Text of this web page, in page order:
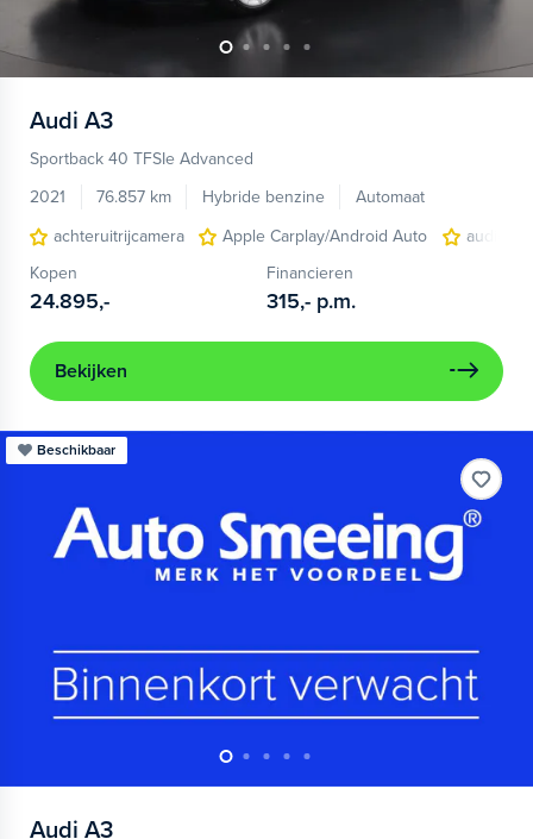
Audi A3
Sportback 40 TFSIe Advanced
2021
76.857 km Hybride benzine
Automaat
achteruitrijcamera
Apple Carplay/Android Auto
audio
Kopen
24.895,-
Financieren
315,- p.m.
Bekijken
Beschikbaar
Audi A3